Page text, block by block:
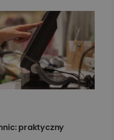
praktyczny